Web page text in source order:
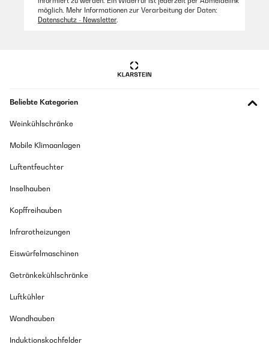
möglich. Mehr Informationen zur Verarbeitung der Daten:
Datenschutz - Newsletter.
Beliebte Kategorien
Weinkühlschränke
Mobile Klimaanlagen
Luftentfeuchter
Inselhauben
Kopffreihauben
Infrarotheizungen
Eiswürfelmaschinen
Getränkekühlschränke
Luftkühler
Wandhauben
Induktionskochfelder